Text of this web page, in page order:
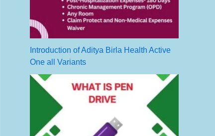
Introduction of Aditya Birla Health Active
One all Variants